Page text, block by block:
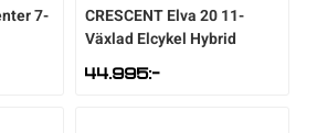
7-
CRESCENTElva 20 11-
Växlad Elcykel Hybrid
44.995:-